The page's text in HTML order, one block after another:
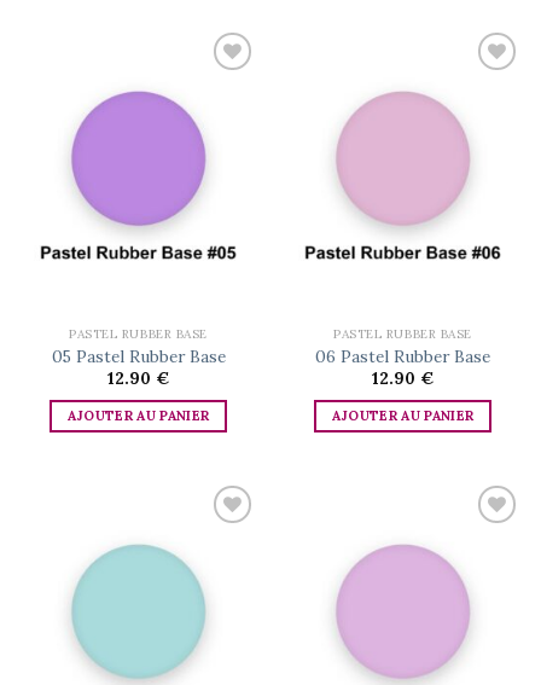
wishlist
PASTEL RUBBER BASE
05 Pastel Rubber Base
12.90 €
AJOUTER AU PANIER
wishlist
PASTEL RUBBER BASE
06 Pastel Rubber Base
12.90 €
AJOUTER AU PANIER
wishlist
wishlist